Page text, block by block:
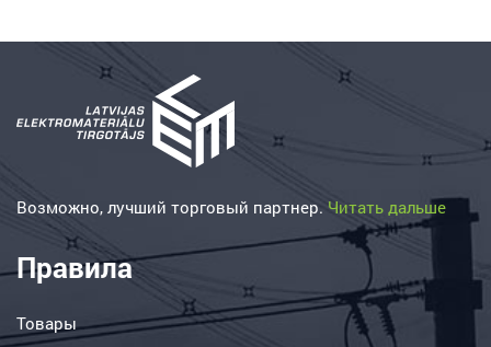
Возможно, лучший торговый партнер. Читать дальше
Правила
Товары